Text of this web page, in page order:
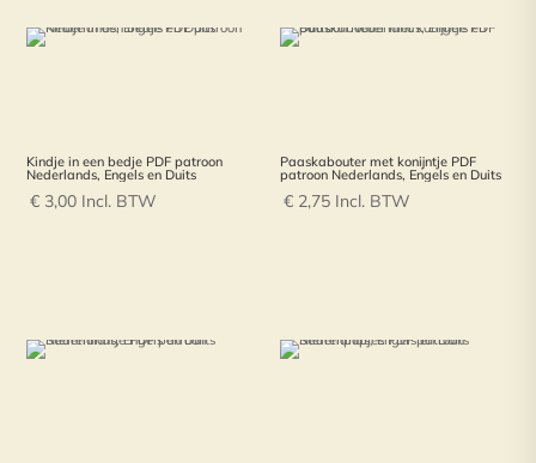
Kindje in een bedje PDF patroon
Nederlands, Engels en Duits
€ 3,00 Incl. BTW
Paaskabouter met konijntje PDF
patroon Nederlands, Engels en Duits
€ 2,75 Incl. BTW